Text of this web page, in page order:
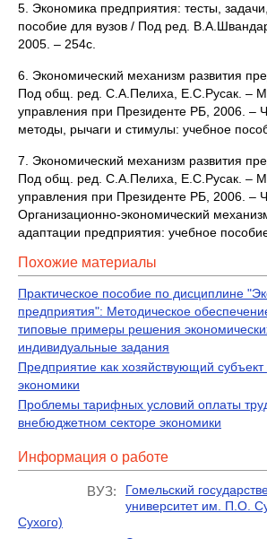
5. Экономика предприятия: тесты,
пособие для вузов / Под ред.
2005. – 254с.
6. Экономический механизм развития
Под общ. ред. С.А.Пелиха, Е.С.Русак. –
управления при Президенте РБ, 2006. –
методы, рычаги и стимулы: учебное
7. Экономический механизм развития
Под общ. ред. С.А.Пелиха, Е.С.Русак. –
управления при Президенте РБ, 2006. –
Организационно-экономический
адаптации предприятия: учебное
Похожие материалы
Практическое пособие по дисциплине
предприятия": Методическое
типовые примеры решения
индивидуальные задания
Предприятие как хозяйствующий
экономики
Проблемы тарифных условий оплаты
внебюджетном секторе экономики
Информация о работе
ВУЗ:
Гомельский
университет им. П.О.
Сухого)